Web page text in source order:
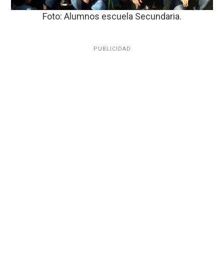
​Foto: Alumnos escuela Secundaria.
PUBLICIDAD